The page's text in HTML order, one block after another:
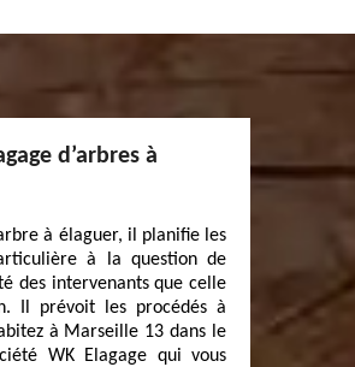
d’arbres à
à élaguer, il planifie les
à la question de
des intervenants que celle
Il prévoit les procédés à
à Marseille 13 dans le
WK Elagage qui vous